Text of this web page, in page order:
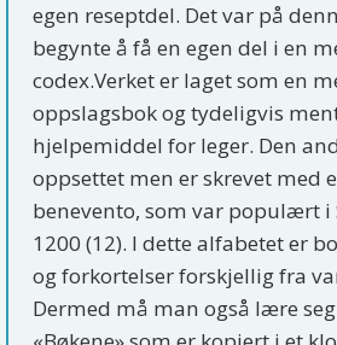
egen reseptdel. Det var på
begynte å få en egen del i en
codex.Verket er laget som en
oppslagsbok og tydeligvis
hjelpemiddel for leger. Den
oppsettet men er skrevet med
benevento, som var populært i
1200 (12). I dette alfabetet er
og forkortelser forskjellig fra
Dermed må man også lære